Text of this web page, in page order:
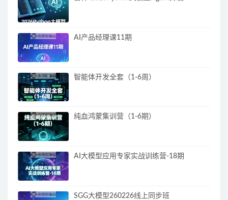
AI产品经理课11期
智能体开发全套（1-6周）
纯血鸿蒙集训营（1-6期）
AI大模型应用专家实战训练营-18期
SGG大模型260226线上同步班